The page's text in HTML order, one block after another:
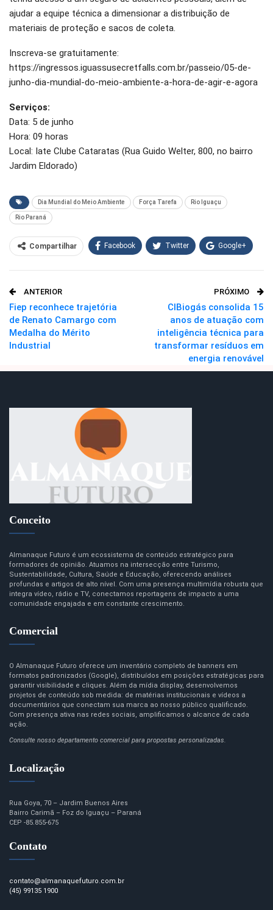
ajudar a equipe técnica a dimensionar a distribuição de
materiais de proteção e sacos de coleta.
Inscreva-se gratuitamente:
https://ingressos.iguassusecretfalls.com.br/passeio/05-de-
junho-dia-mundial-do-meio-ambiente-a-hora-de-agir-e-agora
Serviços:
Data: 5 de junho
Hora: 09 horas
Local: Iate Clube Cataratas (Rua Guido Welter, 800, no bairro
Jardim Eldorado)
Dia Mundial do Meio Ambiente Força Tarefa Rio Iguaçu
Rio Paraná
Compartilhar Facebook Twitter Google+
O email
ANTERIOR
Fiep reconhece trajetória
de Renato Camargo com
Medalha do Mérito
Industrial
PRÓXIMO
CIBiogás consolida 15
anos de atuação com
inteligência técnica para
transformar resíduos em
energia renovável
Conceito
Almanaque Futuro é um ecossistema de conteúdo estratégico para
formadores de opinião. Atuamos na intersecção entre Turismo,
Sustentabilidade, Cultura, Saúde e Educação, oferecendo análises
profundas e artigos de alto nível. Com uma presença multimídia robusta que
integra vídeo, rádio e TV, conectamos reportagens de impacto a uma
comunidade engajada e em constante crescimento.
Comercial
O Almanaque Futuro oferece um inventário completo de banners em
formatos padronizados (Google), distribuídos em posições estratégicas para
garantir visibilidade e cliques. Além da mídia display, desenvolvemos
projetos de conteúdo sob medida: de matérias institucionais e vídeos a
documentários que conectam sua marca ao nosso público qualificado.
Com presença ativa nas redes sociais, amplificamos o alcance de cada
ação.
Consulte nosso departamento comercial para propostas personalizadas.
Localização
Rua Goya, 70 – Jardim Buenos Aires
Bairro Carimã – Foz do Iguaçu – Paraná
CEP -85.855-675
Contato
contato@almanaquefuturo.com.br
(45) 99135 1900